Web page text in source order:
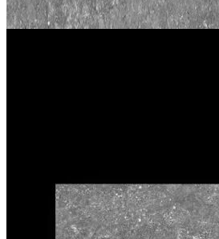
Mã số thuế: 0110421554
Số nhà NV37, Khu đô thị